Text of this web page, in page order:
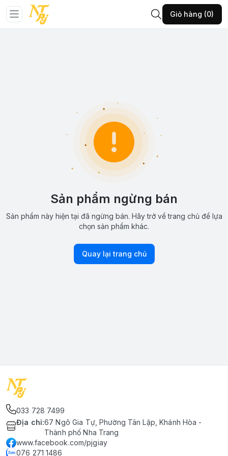
Giỏ hàng (0)
Sản phẩm ngừng bán
Sản phẩm này hiện tại đã ngừng bán. Hãy trở về trang chủ để lựa
chọn sản phẩm khác.
Quay lại trang chủ
033 728 7499
Địa chỉ:67 Ngô Gia Tự, Phường Tân Lập, Khánh Hòa -
Thành phố Nha Trang
www.facebook.com/pjgiay
076 271 1486